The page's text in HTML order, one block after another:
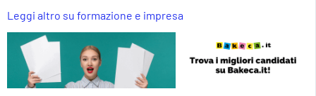
Leggi altro su formazione e impresa